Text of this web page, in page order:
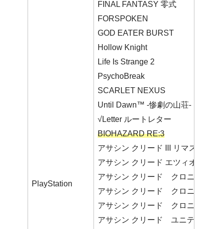
PlayStation
FINAL FANTASY 零式
FORSPOKEN
GOD EATER BURST
Hollow Knight
Life Is Strange 2
PsychoBreak
SCARLET NEXUS
Until Dawn™ -惨劇の山荘-
√Letter ルートレター
BIOHAZARD RE:3
アサシン クリード III リマスター
アサシン クリード エツィオコレ
アサシン クリード クロニクル ロ
アサシン クリード クロニクル
アサシン クリード クロニクル
アサシン クリード ユニティ